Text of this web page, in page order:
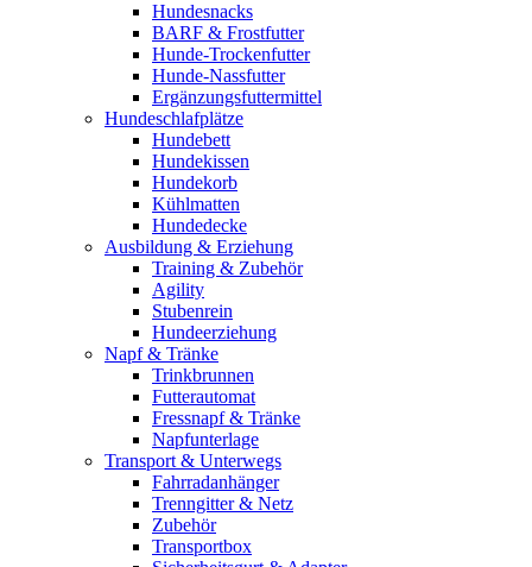
Hundesnacks
BARF & Frostfutter
Hunde-Trockenfutter
Hunde-Nassfutter
Ergänzungsfuttermittel
Hundeschlafplätze
Hundebett
Hundekissen
Hundekorb
Kühlmatten
Hundedecke
Ausbildung & Erziehung
Training & Zubehör
Agility
Stubenrein
Hundeerziehung
Napf & Tränke
Trinkbrunnen
Futterautomat
Fressnapf & Tränke
Napfunterlage
Transport & Unterwegs
Fahrradanhänger
Trenngitter & Netz
Zubehör
Transportbox